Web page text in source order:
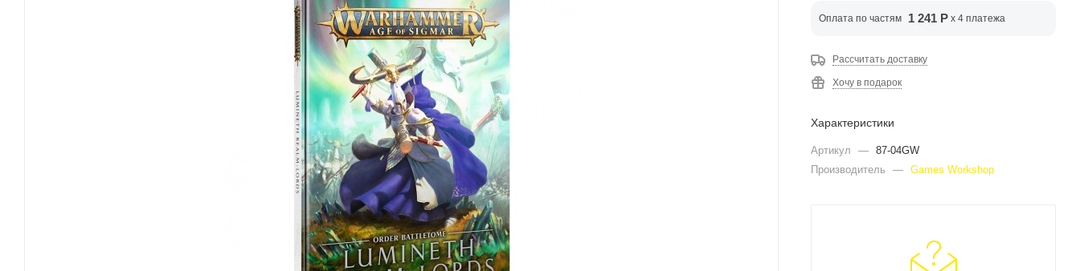
Оплата по частям 1 241 Р x 4 платежа
Рассчитать доставку
Хочу в подарок
Характеристики
Артикул — 87-04GW
Производитель
— Games Workshop